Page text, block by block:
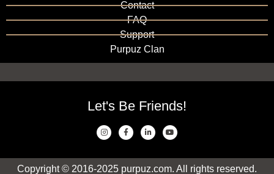
Contact
FAQ
Support
Purpuz Clan
Let's Be Friends!
Copyright © 2016-2025 purpuz.com. All rights reserved.